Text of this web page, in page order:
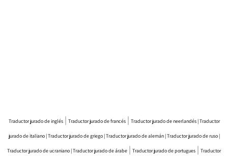
Traductor jurado de inglés| Traductor jurado de francés| Traductor jurado de neerlandés |Traductor
jurado de italiano |Traductor jurado de griego |Traductor jurado de alemán |Traductor jurado de ruso |
Traductor jurado de ucraniano |Traductor jurado de árabe | Traductor jurado de portugues | Traductor